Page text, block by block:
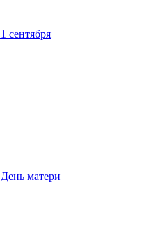
1 сентября
День матери